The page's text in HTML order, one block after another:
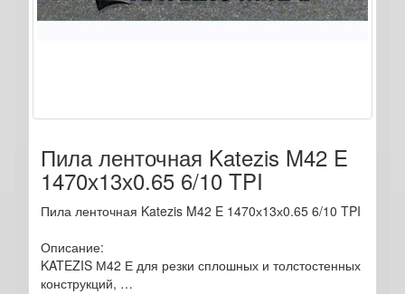
Пила ленточная Katezis M42 E
1470х13х0.65 6/10 TPI
Пила ленточная Katezis M42 E 1470х13х0.65 6/10 TPI
Описание:
KATEZIS М42 Е для резки сплошных и толстостенных
конструкций, …